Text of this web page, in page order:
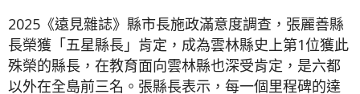
2025《遠見雜誌》縣市長施政滿意度調查，張麗善縣
長榮獲「五星縣長」肯定，成為雲林縣史上第1位獲此
殊榮的縣長，在教育面向雲林縣也深受肯定，是六都
以外在全島前三名。張縣長表示，每一個里程碑的達